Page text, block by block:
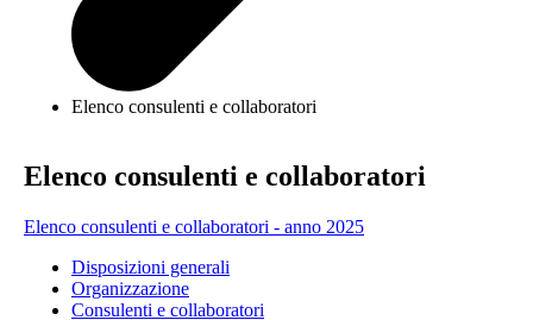
Elenco consulenti e collaboratori
Elenco consulenti e collaboratori
Elenco consulenti e collaboratori - anno 2025
Disposizioni generali
Organizzazione
Consulenti e collaboratori